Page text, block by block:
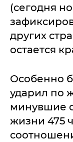
(сегодня
других
остается
Особенно
ударил по
минувшие
жизни 475